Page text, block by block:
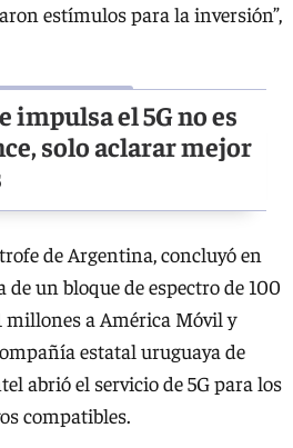
estímulos para la inversión”,
impulsa el 5G no es
solo aclarar mejor
de Argentina, concluyó en
de un bloque de espectro de 100
millones a América Móvil y
estatal uruguaya de
abrió el servicio de 5G para los
compatibles.